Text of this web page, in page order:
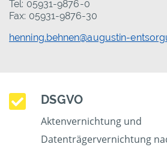
Tel: 05931-9876-0
Fax: 05931-9876-30
henning.behnen@augustin-
DSGVO
Aktenvernichtung und
Datenträgervernichtung